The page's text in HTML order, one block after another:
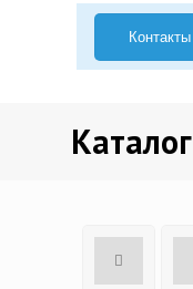
Контакты
Каталог